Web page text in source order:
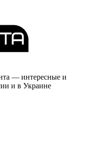
— интересные и
и в Украине